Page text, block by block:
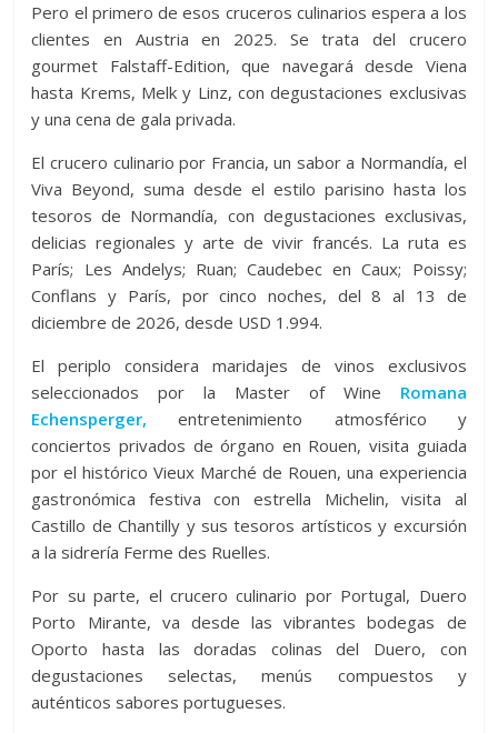
Pero el primero de esos cruceros culinarios espera a los
clientes en Austria en 2025. Se trata del crucero
gourmet Falstaff-Edition, que navegará desde Viena
hasta Krems, Melk y Linz, con degustaciones exclusivas
y una cena de gala privada.
El crucero culinario por Francia, un sabor a Normandía, el
Viva Beyond, suma desde el estilo parisino hasta los
tesoros de Normandía, con degustaciones exclusivas,
delicias regionales y arte de vivir francés. La ruta es
París; Les Andelys; Ruan; Caudebec en Caux; Poissy;
Conflans y París, por cinco noches, del 8 al 13 de
diciembre de 2026, desde USD 1.994.
El periplo considera maridajes de vinos exclusivos
seleccionados por la Master of Wine Romana
Echensperger, entretenimiento atmosférico y
conciertos privados de órgano en Rouen, visita guiada
por el histórico Vieux Marché de Rouen, una experiencia
gastronómica festiva con estrella Michelin, visita al
Castillo de Chantilly y sus tesoros artísticos y excursión
a la sidrería Ferme des Ruelles.
Por su parte, el crucero culinario por Portugal, Duero
Porto Mirante, va desde las vibrantes bodegas de
Oporto hasta las doradas colinas del Duero, con
degustaciones selectas, menús compuestos y
auténticos sabores portugueses.